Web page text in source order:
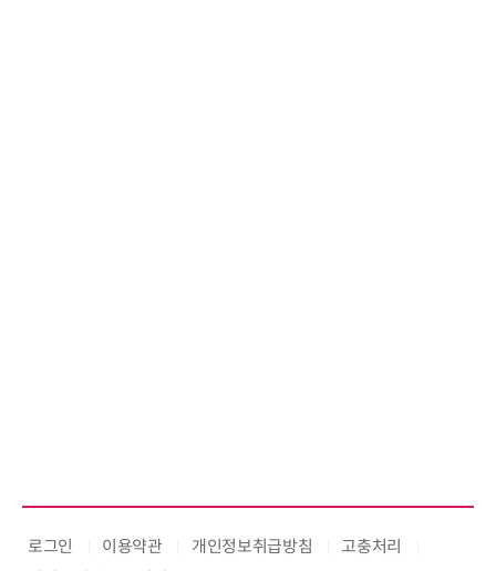
로그인 이용약관 개인정보취급방침
고충처리